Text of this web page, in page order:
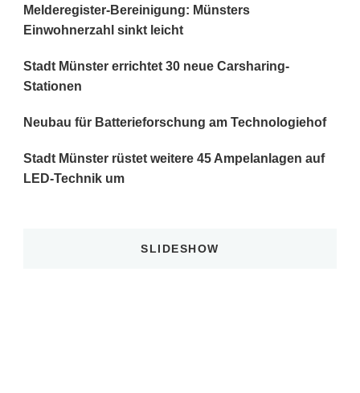
Melderegister-Bereinigung: Münsters
Einwohnerzahl sinkt leicht
Stadt Münster errichtet 30 neue Carsharing-
Stationen
Neubau für Batterieforschung am Technologiehof
Stadt Münster rüstet weitere 45 Ampelanlagen auf
LED-Technik um
SLIDESHOW